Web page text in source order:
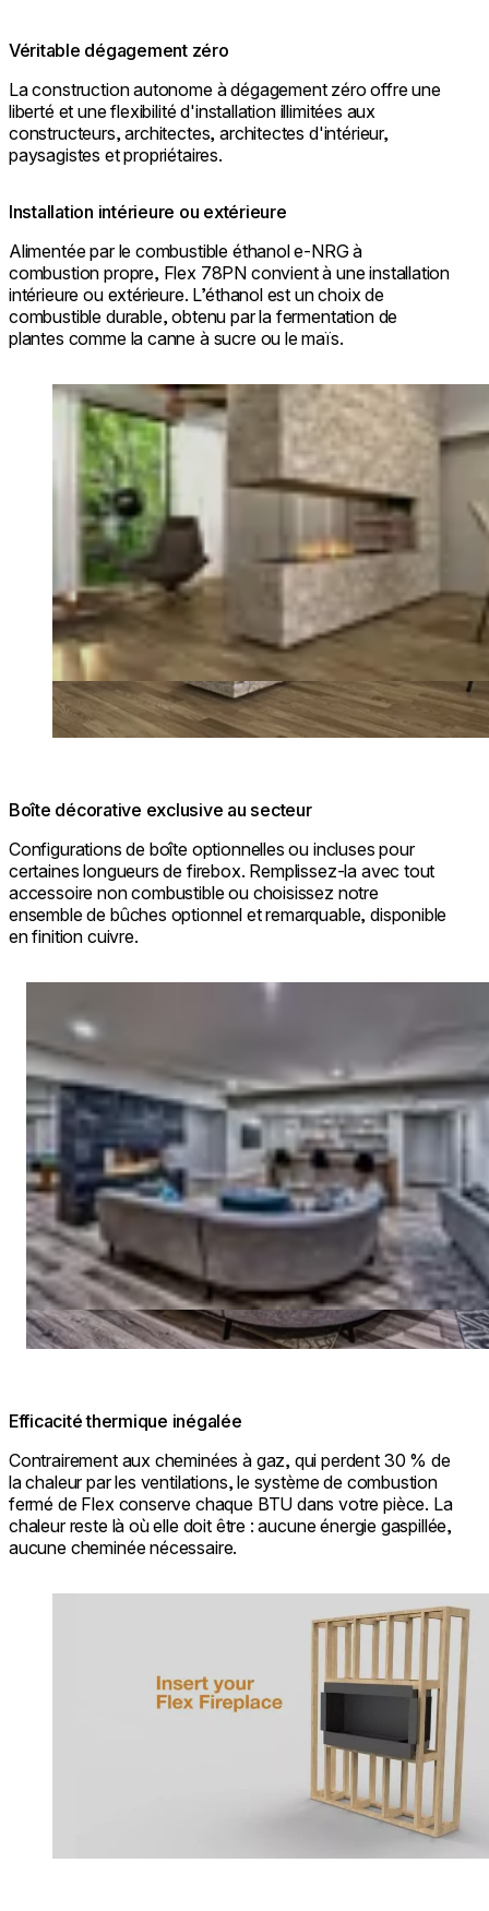
Véritable dégagement zéro
La construction autonome à dégagement zéro offre une
liberté et une flexibilité d'installation illimitées aux
constructeurs, architectes, architectes d'intérieur,
paysagistes et propriétaires.
Installation intérieure ou extérieure
Alimentée par le combustible éthanol e-NRG à
combustion propre, Flex 78PN convient à une installation
intérieure ou extérieure. L’éthanol est un choix de
combustible durable, obtenu par la fermentation de
plantes comme la canne à sucre ou le maïs.
Loading image...
Boîte décorative exclusive au secteur
Configurations de boîte optionnelles ou incluses pour
certaines longueurs de firebox. Remplissez-la avec tout
accessoire non combustible ou choisissez notre
ensemble de bûches optionnel et remarquable, disponible
en finition cuivre.
Efficacité thermique inégalée
Contrairement aux cheminées à gaz, qui perdent 30 % de
la chaleur par les ventilations, le système de combustion
fermé de Flex conserve chaque BTU dans votre pièce. La
chaleur reste là où elle doit être : aucune énergie gaspillée,
aucune cheminée nécessaire.